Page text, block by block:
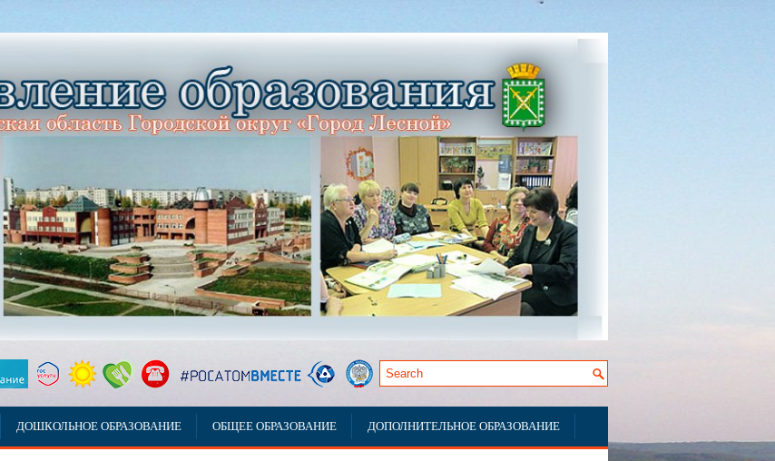
ДОШКОЛЬНОЕ ОБРАЗОВАНИЕ ОБЩЕЕ ОБРАЗОВАНИЕ ДОПОЛНИТЕЛЬНОЕ ОБРАЗОВАНИЕ